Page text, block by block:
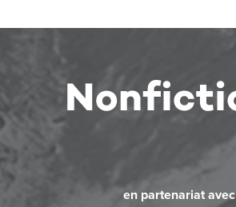
en partenariat avec